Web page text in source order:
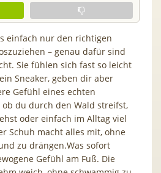
einfach nur den richtigen
– genau dafür sind
Sie fühlen sich fast so leicht
Sneaker, geben dir aber
Gefühl eines echten
ob du durch den Wald streifst,
oder einfach im Alltag viel
Schuh macht alles mit, ohne
zu drängen.Was sofort
Gefühl am Fuß. Die